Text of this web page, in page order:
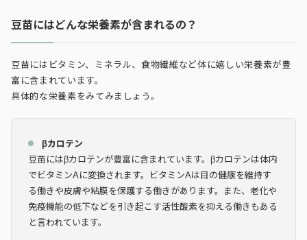
豆苗にはどんな栄養素が含まれるの？
豆苗にはビタミン、ミネラル、食物繊維など体に嬉しい栄養素が豊
富に含まれています。
具体的な栄養素をみてみましょう。
βカロテン
豆苗にはβカロテンが豊富に含まれています。βカロテンは体内
でビタミンAに変換されます。ビタミンAは目の健康を維持す
る働きや皮膚や粘膜を保護する働きがあります。また、老化や
免疫機能の低下などを引き起こす活性酸素を抑える働きもある
と言われています。